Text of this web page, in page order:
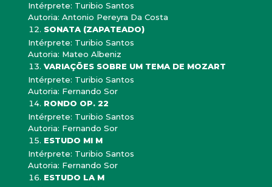
Intérprete: Turibio Santos
Autoria: Antonio Pereyra Da Costa
SONATA (ZAPATEADO)
Intérprete: Turibio Santos
Autoria: Mateo Albeniz
VARIAÇÕES SOBRE UM TEMA DE MOZART
Intérprete: Turibio Santos
Autoria: Fernando Sor
RONDO OP. 22
Intérprete: Turibio Santos
Autoria: Fernando Sor
ESTUDO MI M
Intérprete: Turibio Santos
Autoria: Fernando Sor
ESTUDO LA M